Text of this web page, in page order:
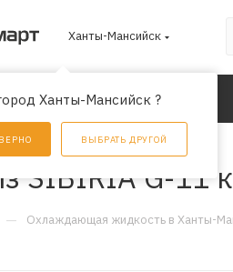
Ханты-Мансийск
Ханты-Мансийск ?
ВЫБРАТЬ ДРУГОЙ
АКЦИИ
SIBIRIA G-11
— Охлаждающая жидкость в Ханты-